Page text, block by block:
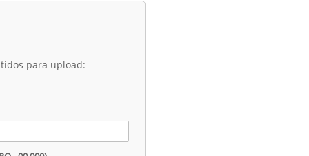
para upload: